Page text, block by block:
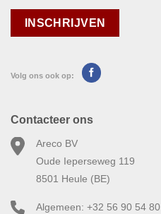
Volg ons ook op:
Contacteer ons
Areco BV
Oude Ieperseweg 119
8501 Heule (BE)
Algemeen: +32 56 90 54 80